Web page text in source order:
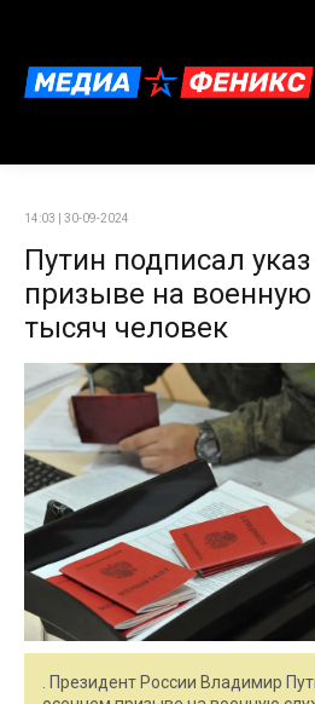
14:03 | 30-09-2024
Путин подписал
призыве на военную
тысяч человек
. Президент России Владимир